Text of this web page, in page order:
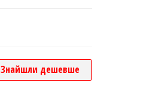
Знайшли дешевше